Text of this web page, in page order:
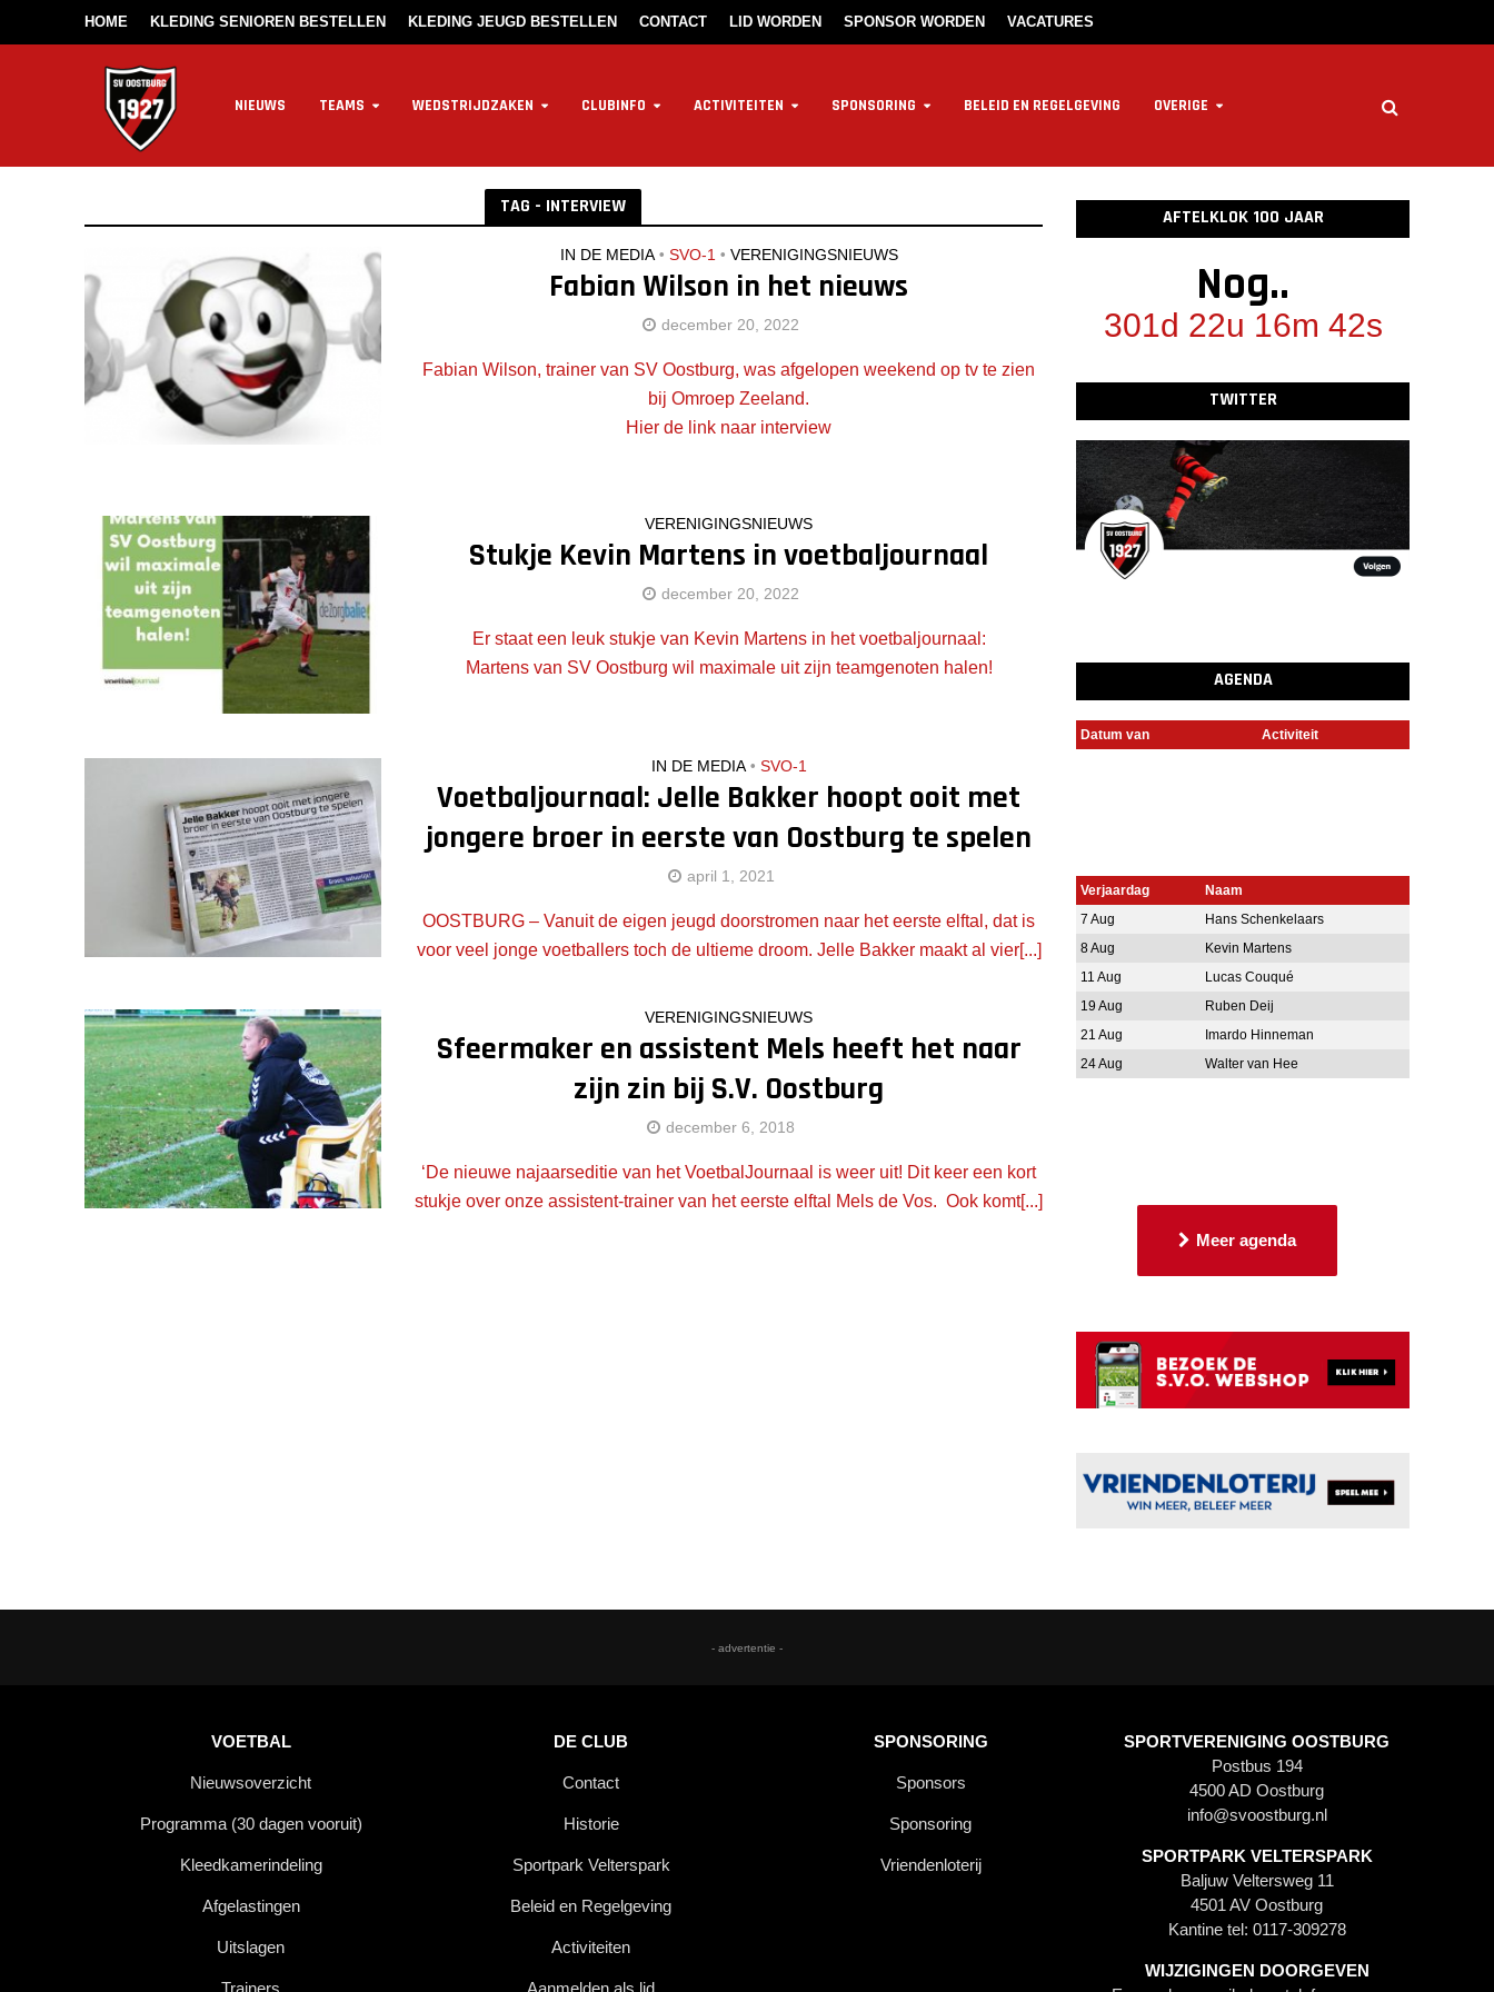
HOME KLEDING SENIOREN BESTELLEN KLEDING JEUGD BESTELLEN CONTACT LID WORDEN SPONSOR WORDEN VACATURES
NIEUWS TEAMS WEDSTRIJDZAKEN CLUBINFO ACTIVITEITEN SPONSORING BELEID EN REGELGEVING OVERIGE
TAG - INTERVIEW
IN DE MEDIA • SVO-1 • VERENIGINGSNIEUWS
Fabian Wilson in het nieuws
december 20, 2022
Fabian Wilson, trainer van SV Oostburg, was afgelopen weekend op tv te zien
bij Omroep Zeeland.
Hier de link naar interview
VERENIGINGSNIEUWS
Stukje Kevin Martens in voetbaljournaal
december 20, 2022
Er staat een leuk stukje van Kevin Martens in het voetbaljournaal:
Martens van SV Oostburg wil maximale uit zijn teamgenoten halen!
IN DE MEDIA • SVO-1
Voetbaljournaal: Jelle Bakker hoopt ooit met
jongere broer in eerste van Oostburg te spelen
april 1, 2021
OOSTBURG – Vanuit de eigen jeugd doorstromen naar het eerste elftal, dat is
voor veel jonge voetballers toch de ultieme droom. Jelle Bakker maakt al vier[...]
VERENIGINGSNIEUWS
Sfeermaker en assistent Mels heeft het naar
zijn zin bij S.V. Oostburg
december 6, 2018
‘De nieuwe najaarseditie van het VoetbalJournaal is weer uit! Dit keer een kort
stukje over onze assistent-trainer van het eerste elftal Mels de Vos. Ook komt[...]
AFTELKLOK 100 JAAR
Nog..
301d 22u 16m 42s
TWITTER
AGENDA
Datum van Activiteit
Verjaardag
Naam
7 Aug
Hans Schenkelaars
8 Aug
Kevin Martens
11 Aug
Lucas Couqué
19 Aug
Ruben Deij
21 Aug
Imardo Hinneman
24 Aug
Walter van Hee
Meer agenda
- advertentie -
VOETBAL
Nieuwsoverzicht
Programma (30 dagen vooruit)
Kleedkamerindeling
Afgelastingen
Uitslagen
Trainers
DE CLUB
Contact
Historie
Sportpark Velterspark
Beleid en Regelgeving
Activiteiten
Aanmelden als lid
SPONSORING
Sponsors
Sponsoring
Vriendenloterij
SPORTVERENIGING OOSTBURG
Postbus 194
4500 AD Oostburg
info@svoostburg.nl
SPORTPARK VELTERSPARK
Baljuw Veltersweg 11
4501 AV Oostburg
Kantine tel: 0117-309278
WIJZIGINGEN DOORGEVEN